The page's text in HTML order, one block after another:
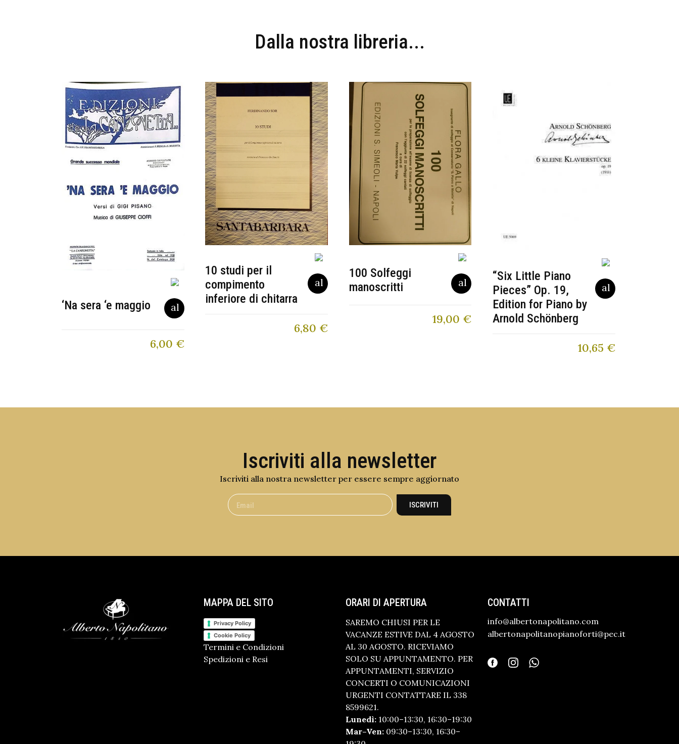
Dalla nostra libreria...
‘Na sera ‘e maggio
6,00 €
10 studi per il
compimento
inferiore di chitarra
6,80 €
100 Solfeggi
manoscritti
19,00 €
“Six Little Piano
Pieces” Op. 19,
Edition for Piano by
Arnold Schönberg
10,65 €
Iscriviti alla newsletter
Iscriviti alla nostra newsletter per essere sempre aggiornato
ISCRIVITI
MAPPA DEL SITO
Privacy Policy
Cookie Policy
Termini e Condizioni
Spedizioni e Resi
ORARI DI APERTURA
SAREMO CHIUSI PER LE
VACANZE ESTIVE DAL 4 AGOSTO
AL 30 AGOSTO. RICEVIAMO
SOLO SU APPUNTAMENTO. PER
APPUNTAMENTI, SERVIZIO
CONCERTI O COMUNICAZIONI
URGENTI CONTATTARE IL 338
8599621.
Lunedì: 10:00–13:30, 16:30–19:30
Mar–Ven: 09:30–13:30, 16:30–
CONTATTI
info@albertonapolitano.com
albertonapolitanopianoforti@pec.it